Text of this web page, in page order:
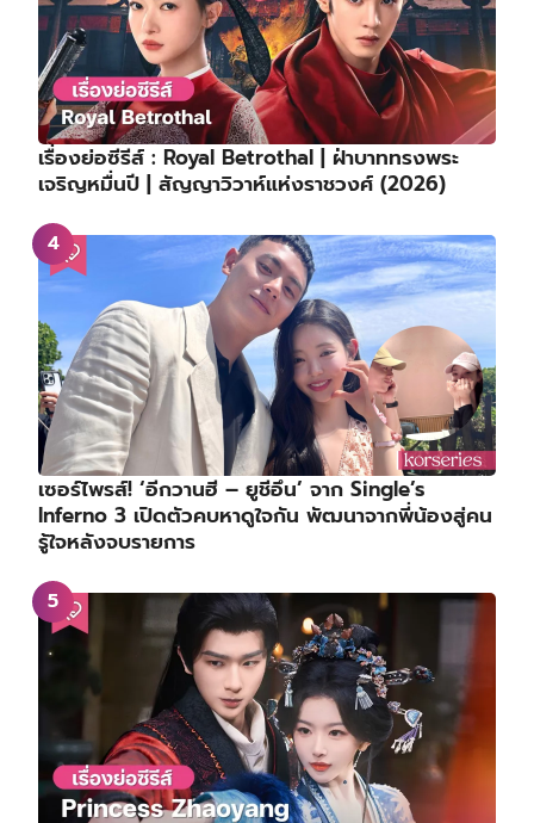
เรื่องย่อซีรีส์ : Royal Betrothal | ฝ่าบาททรงพระ
เจริญหมื่นปี | สัญญาวิวาห์แห่งราชวงศ์ (2026)
เซอร์ไพรส์! ‘อีกวานฮี – ยูชีอึน’ จาก Single’s
Inferno 3 เปิดตัวคบหาดูใจกัน พัฒนาจากพี่น้องสู่คน
รู้ใจหลังจบรายการ